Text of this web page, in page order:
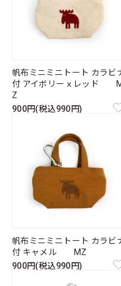
帆布ミニミニトート カラビ
付 アイボリーｘレッド
Z
900円(税込990円)
帆布ミニミニトート カラビ
付 キャメル MZ
900円(税込990円)